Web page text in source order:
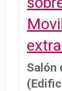
Salón